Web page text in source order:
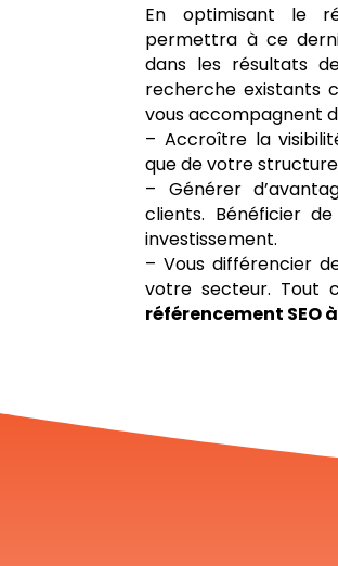
En optimisant le
permettra à ce
dans les résultats
recherche existants
vous accompagnent
– Accroître la
que de votre
– Générer
clients. Bénéficier
investissement.
– Vous différencier
votre secteur. Tout
référencement SEO